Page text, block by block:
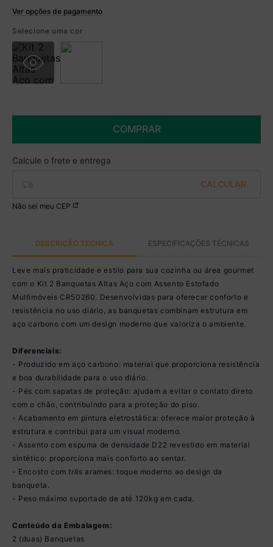
Ver opções de pagamento
R$ 379,99 à vista no Boleto
( 5 % de desconto)
Você economiza
Selecione uma cor
COMPRAR
Não sei meu CEP
DESCRIÇÃO TÉCNICA ESPECIFICAÇÕES TÉCNICAS
Leve mais praticidade e estilo para sua cozinha ou área gourmet
com o Kit 2 Banquetas Altas Aço com Assento Estofado
Multimóveis CR50260. Desenvolvidas para oferecer conforto e
resistência no uso diário, as banquetas combinam estrutura em
aço carbono com um design moderno que valoriza o ambiente.
Diferenciais:
- Produzido em aço carbono: material que proporciona resistência
e boa durabilidade para o uso diário.
- Pés com sapatas de proteção: ajudam a evitar o contato direto
com o chão, contribuindo para a proteção do piso.
- Acabamento em pintura eletrostática: oferece maior proteção à
estrutura e contribui para um visual moderno.
- Assento com espuma de densidade D22 revestido em material
sintético: proporciona mais conforto ao sentar.
- Encosto com três arames: toque moderno ao design da
banqueta.
- Peso máximo suportado de até 120kg em cada.
Conteúdo da Embalagem:
2 (duas) Banquetas